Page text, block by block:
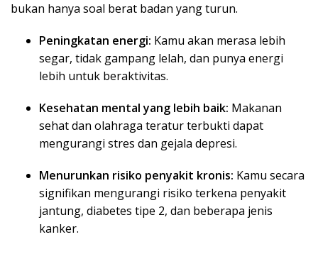
bukan hanya soal berat badan yang turun.
Peningkatan energi: Kamu akan merasa lebih
segar, tidak gampang lelah, dan punya energi
lebih untuk beraktivitas.
Kesehatan mental yang lebih baik: Makanan
sehat dan olahraga teratur terbukti dapat
mengurangi stres dan gejala depresi.
Menurunkan risiko penyakit kronis: Kamu secara
signifikan mengurangi risiko terkena penyakit
jantung, diabetes tipe 2, dan beberapa jenis
kanker.